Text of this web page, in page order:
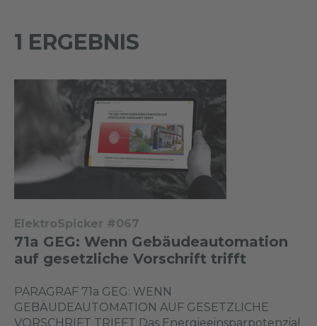
1 ERGEBNIS
ElektroSpicker #067
71a GEG: Wenn Gebäudeautomation
auf gesetzliche Vorschrift trifft
PARAGRAF 71a GEG: WENN
GEBÄUDEAUTOMATION AUF GESETZLICHE
VORSCHRIFT TRIFFT Das Energieeinsparpotenzial